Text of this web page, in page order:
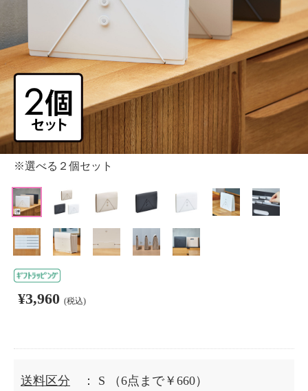
※選べる２個セット
¥3,960 (税込)
送料区分 ： S
（6点まで￥660）